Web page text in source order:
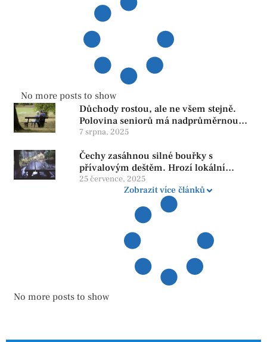
No more posts to show
Důchody rostou, ale ne všem stejně.
Polovina seniorů má nadprůměrnou
penzi, tisíce však žijí pod hranicí
reformy
7 srpna, 2025
Čechy zasáhnou silné bouřky s
přívalovým deštěm. Hrozí lokální
zatopení
25 července, 2025
Zobrazit více článků
No more posts to show